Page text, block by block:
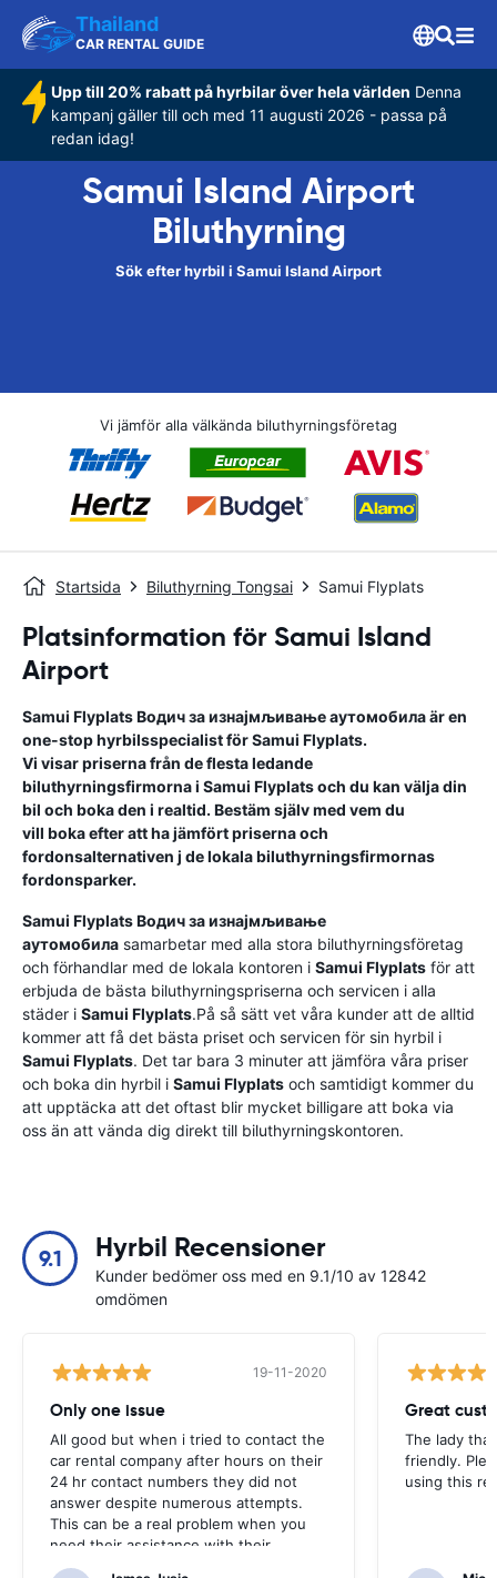
Thailand
CAR RENTAL GUIDE
Upp till 20% rabatt på hyrbilar över hela världen Denna
kampanj gäller till och med 11 augusti 2026 - passa på
redan idag!
Samui Island Airport
Biluthyrning
Sök efter hyrbil i Samui Island Airport
Vi jämför alla välkända biluthyrningsföretag
Startsida Biluthyrning Tongsai Samui Flyplats
Platsinformation för Samui Island
Airport
Samui FlyplatsВодич за изнајмљивање аутомобилаär en
one-stop hyrbilsspecialist förSamui Flyplats.
Vi visar priserna från de flesta ledande
biluthyrningsfirmorna i Samui Flyplatsoch du kan välja din
bil och boka den i realtid. Bestäm själv med vem du
vill boka efter att ha jämfört priserna och
fordonsalternativen j de lokala biluthyrningsfirmornas
fordonsparker.
Samui FlyplatsВодич за изнајмљивање
аутомобила samarbetar med alla stora biluthyrningsföretag
och förhandlar med de lokala kontoren i Samui Flyplats för att
erbjuda de bästa biluthyrningspriserna och servicen i alla
städer i Samui Flyplats.På så sätt vet våra kunder att de alltid
kommer att få det bästa priset och servicen för sin hyrbil i
Samui Flyplats. Det tar bara 3 minuter att jämföra våra priser
och boka din hyrbil i Samui Flyplats och samtidigt kommer du
att upptäcka att det oftast blir mycket billigare att boka via
oss än att vända dig direkt till biluthyrningskontoren.
9.1 Hyrbil Recensioner
Kunder bedömer oss med en 9.1/10 av 12842
omdömen
19-11-2020
Only one issue
All good but when i tried to contact the
car rental company after hours on their
24 hr contact numbers they did not
answer despite numerous attempts.
This can be a real problem when you
need their assistance with their
services or car.
Great
The lady
friendly.
using this